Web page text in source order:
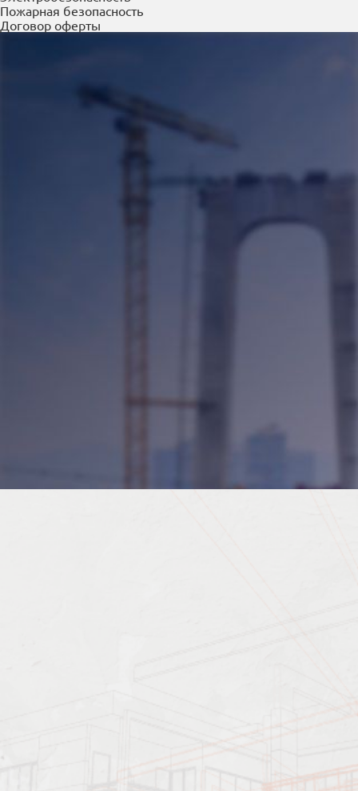
Пожарная безопасность
Договор оферты